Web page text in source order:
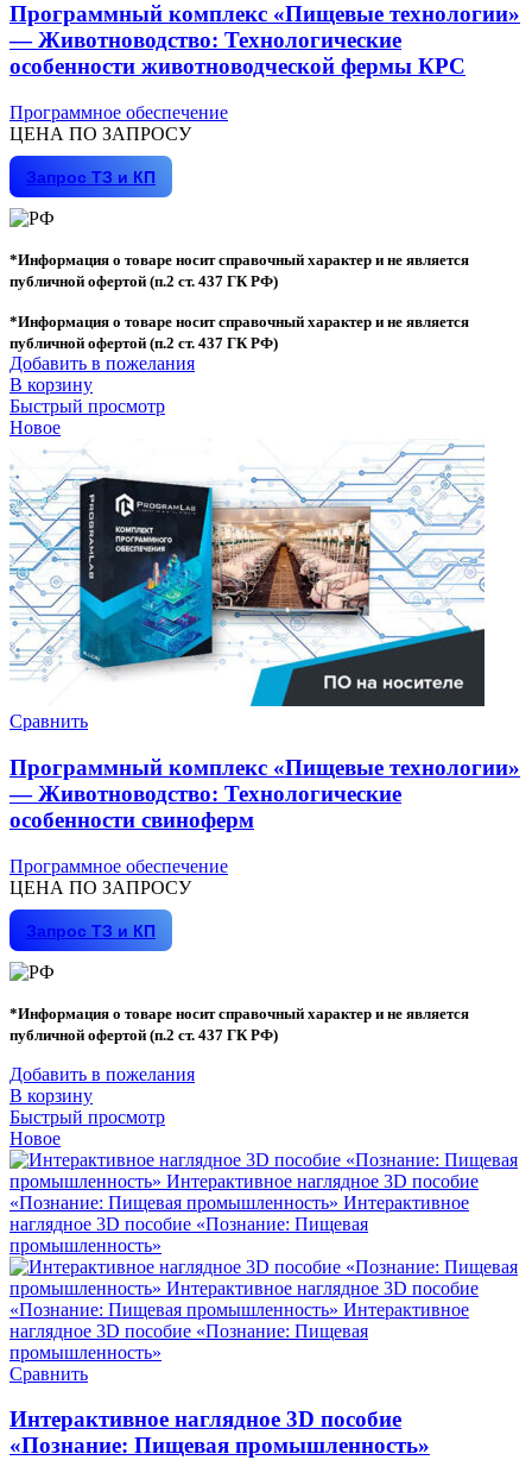
Программный комплекс «Пищевые технологии»
— Животноводство: Технологические
особенности животноводческой фермы КРС
Программное обеспечение
ЦЕНА ПО ЗАПРОСУ
Запрос ТЗ и КП
*Информация о товаре носит справочный характер и не является
публичной офертой (п.2 ст. 437 ГК РФ)
*Информация о товаре носит справочный характер и не является
публичной офертой (п.2 ст. 437 ГК РФ)
Добавить в пожелания
В корзину
Быстрый просмотр
Новое
Сравнить
Программный комплекс «Пищевые технологии»
— Животноводство: Технологические
особенности свиноферм
Программное обеспечение
ЦЕНА ПО ЗАПРОСУ
Запрос ТЗ и КП
*Информация о товаре носит справочный характер и не является
публичной офертой (п.2 ст. 437 ГК РФ)
Добавить в пожелания
В корзину
Быстрый просмотр
Новое
Сравнить
Интерактивное наглядное 3D пособие
«Познание: Пищевая промышленность»